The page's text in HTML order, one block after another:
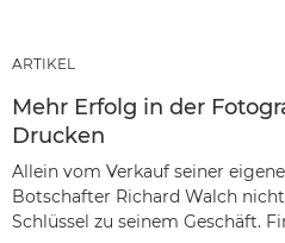
ARTIKEL
Mehr Erfolg in der
Drucken
Allein vom Verkauf seiner
Botschafter Richard Walch
Schlüssel zu seinem Geschäft.